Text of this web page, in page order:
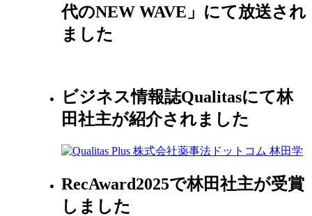
代のNEW WAVE」にて放送され
ました
ビジネス情報誌Qualitasにて林
田社主が紹介されました
RecAward2025で林田社主が受賞
しました